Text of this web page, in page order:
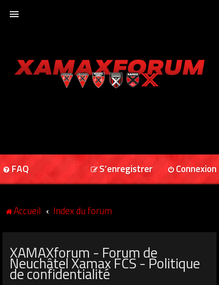
XAMAXFORUM
FAQ Connexion
S’enregistrer
Accueil Index du forum
XAMAXforum - Forum de
Neuchâtel Xamax FCS - Politique
de confidentialité